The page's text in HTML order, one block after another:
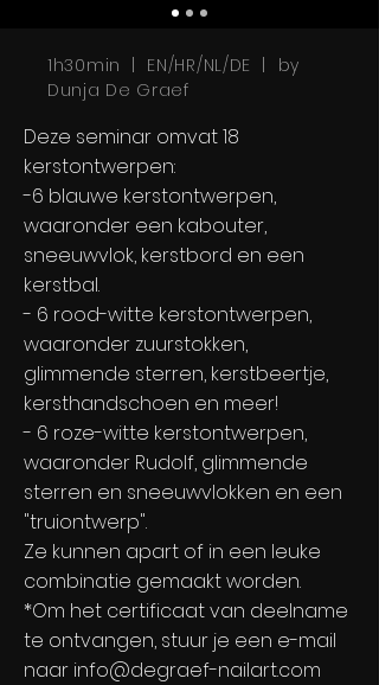
1h30min | EN/HR/NL/DE | by
Dunja De Graef
Deze seminar omvat 18
kerstontwerpen:
-6 blauwe kerstontwerpen,
waaronder een kabouter,
sneeuwvlok, kerstbord en een
kerstbal.
- 6 rood-witte kerstontwerpen,
waaronder zuurstokken,
glimmende sterren, kerstbeertje,
kersthandschoen en meer!
- 6 roze-witte kerstontwerpen,
waaronder Rudolf, glimmende
sterren en sneeuwvlokken en een
"truiontwerp".
Ze kunnen apart of in een leuke
combinatie gemaakt worden.
*Om het certificaat van deelname
te ontvangen, stuur je een e-mail
naar info@degraef-nailart.com